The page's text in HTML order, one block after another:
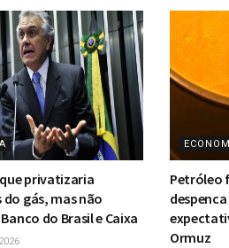
privatizaria
gás, mas não
do Brasil e Caixa
Petróleo
Ormuz